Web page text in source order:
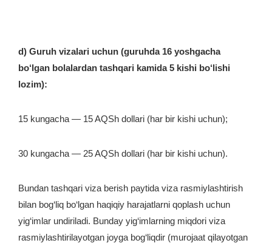
d) Guruh vizalari uchun (guruhda 16 yoshgacha
bo‘lgan bolalardan tashqari kamida 5 kishi bo‘lishi
lozim):
15 kungacha — 15 AQSh dollari (har bir kishi uchun);
30 kungacha — 25 AQSh dollari (har bir kishi uchun).
Bundan tashqari viza berish paytida viza rasmiylashtirish
bilan bog‘liq bo‘lgan haqiqiy harajatlarni qoplash uchun
yig‘imlar undiriladi. Bunday yig‘imlarning miqdori viza
rasmiylashtirilayotgan joyga bog‘liqdir (murojaat qilayotgan